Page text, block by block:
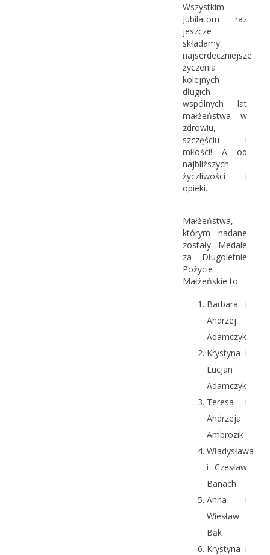
Wszystkim
Jubilatom raz
jeszcze
składamy
najserdeczniejsze
życzenia
kolejnych
długich
wspólnych lat
małżeństwa w
zdrowiu,
szczęściu i
miłości! A od
najbliższych
życzliwości i
opieki.
Małżeństwa,
którym nadane
zostały Medale
za Długoletnie
Pożycie
Małżeńskie to:
Barbara i
Andrzej
Adamczyk
Krystyna i
Lucjan
Adamczyk
Teresa i
Andrzeja
Ambrozik
Władysława
i Czesław
Banach
Anna i
Wiesław
Bąk
Krystyna i